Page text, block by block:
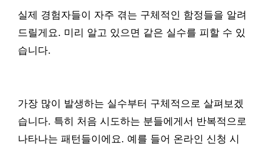
실제 경험자들이 자주 겪는 구체적인 함정들을 알려
드릴게요. 미리 알고 있으면 같은 실수를 피할 수 있
습니다.
가장 많이 발생하는 실수부터 구체적으로 살펴보겠
습니다. 특히 처음 시도하는 분들에게서 반복적으로
나타나는 패턴들이에요. 예를 들어 온라인 신청 시